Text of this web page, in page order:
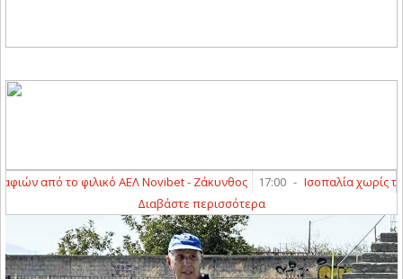
από το φιλικό ΑΕΛ Novibet - Ζάκυνθος 17:00 - Ισοπαλία χωρίς
Διαβάστε περισσότερα